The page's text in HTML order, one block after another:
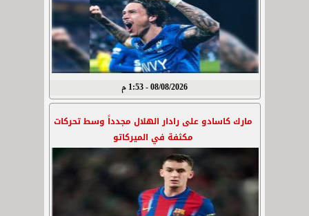
08/08/2026 - 1:53 م
مارك كاسادو على رادار الهلال مجدداً وسط تحركات
مكثفة في الميركاتو